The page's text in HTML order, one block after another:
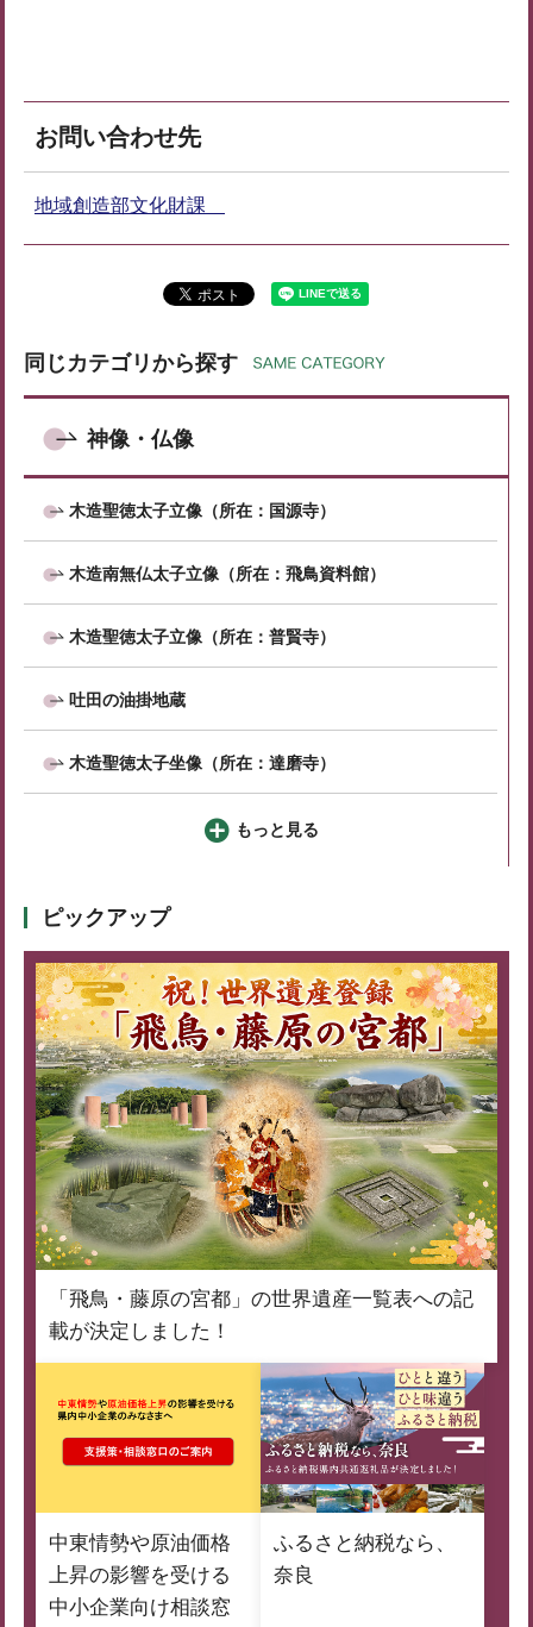
お問い合わせ先
地域創造部文化財課
同じカテゴリから探す
神像・仏像
木造聖徳太子立像（所在：国源寺）
木造南無仏太子立像（所在：飛鳥資料館）
木造聖徳太子立像（所在：普賢寺）
吐田の油掛地蔵
木造聖徳太子坐像（所在：達磨寺）
もっと見る
ピックアップ
「飛鳥・藤原の宮都」の世界遺産一覧表への記
載が決定しました！
中東情勢や原油価格
上昇の影響を受ける
中小企業向け相談窓
ふるさと納税なら、
奈良